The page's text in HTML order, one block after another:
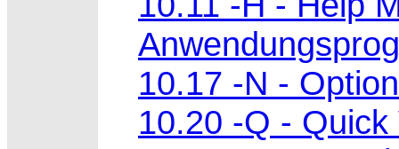
10.17 -N -
10.20 -Q -